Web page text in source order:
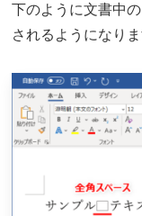
下のように文書中
されるようになりま